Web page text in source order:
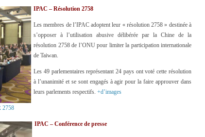
IPAC – Résolution 2758
Les membres de l’IPAC adoptent leur « résolution 2758 » destinée à
s’opposer à l’utilisation abusive délibérée par la Chine de la
résolution 2758 de l’ONU pour limiter la participation internationale
de Taiwan.
Les 49 parlementaires représentant 24 pays ont voté cette résolution
à l’unanimité et se sont engagés à agir pour la faire approuver dans
leurs parlements respectifs. +d’images
2758
IPAC – Conférence de presse